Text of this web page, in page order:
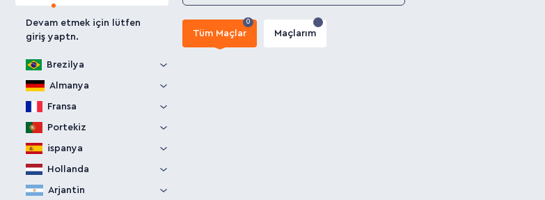
Devam etmek için lütfen
giriş yaptn.
Brezilya
Almanya
Fransa
Portekiz
ispanya
Hollanda
Arjantin
Tüm Maçlar
0
Maçlarım